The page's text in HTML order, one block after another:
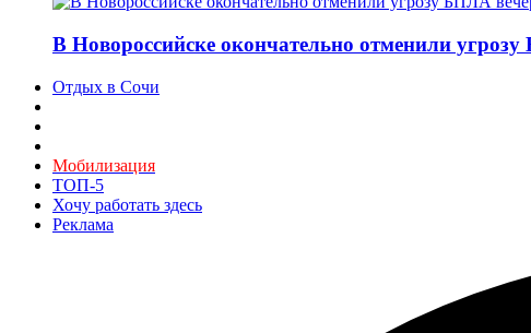
В Новороссийске окончательно отменили
Отдых в Сочи
Мобилизация
ТОП-5
Хочу работать здесь
Реклама